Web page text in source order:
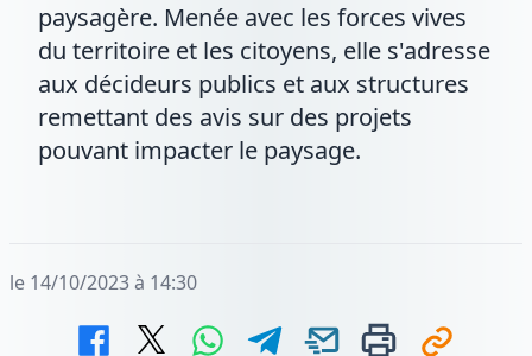
paysagère. Menée avec les forces vives
du territoire et les citoyens, elle s'adresse
aux décideurs publics et aux structures
remettant des avis sur des projets
pouvant impacter le paysage.
le 14/10/2023 à 14:30